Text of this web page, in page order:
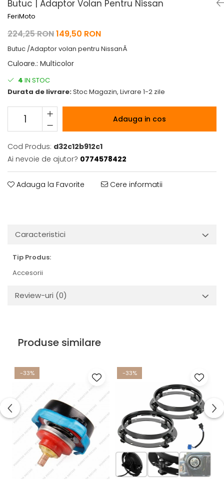
Pelerine de ploaie
Protectii
Rucsac/Borseta
Tricou / Geci / Termic
Roti/Accesorii
Ambreiaj
Evacuare
Cabluri si Conducte
Uleiuri si Lubrifianti
Filtre
Suspensii
Transmisie
Butuc | Adaptor Volan Pentru Nissan
FeriMoto
224,25 RON149,50 RON
Butuc /Adaptor volan pentru NissanÂ
Culoare.: Multicolor
4 IN STOC
Durata de livrare:Stoc Magazin, Livrare 1-2 zile
Adauga in cos
Cod Produs: d32c12b912c1
Ai nevoie de ajutor? 0774578422
Adauga la Favorite Cere informatii
Caracteristici
Tip Produs:
Accesorii
Review-uri (0)
Produse similare
-33% -33%